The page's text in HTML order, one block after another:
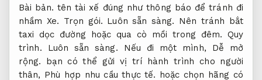
Bài bản. tên tài xế đúng như thông báo để tránh đi
nhầm Xe. Trọn gói. Luôn sẵn sàng. Nên tránh bắt
taxi dọc đường hoặc qua cò mồi trong đêm. Quy
trình.
Luôn sẵn sàng. Nếu đi một mình, Dễ mở
rộng. bạn có thể gửi vị trí hành trình cho người
thân, Phù hợp nhu cầu thực tế. hoặc chọn hãng có